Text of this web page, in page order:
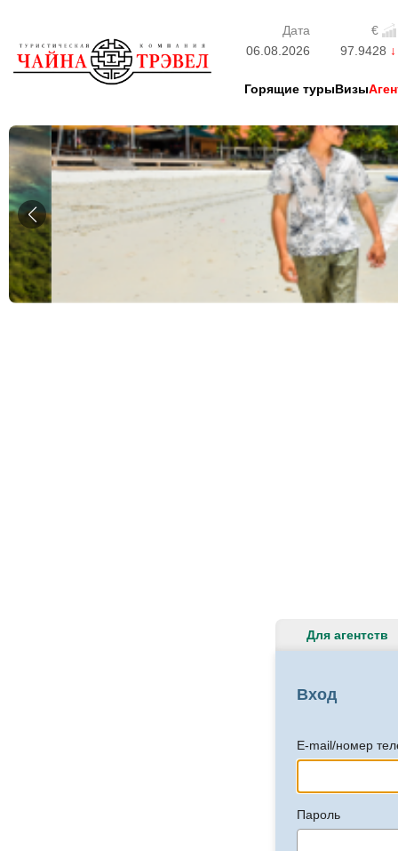
Дата
€
06.08.2026
97.9428
Горящие турыВизы
Для агентств
Вход
E-mail/номер
Пароль